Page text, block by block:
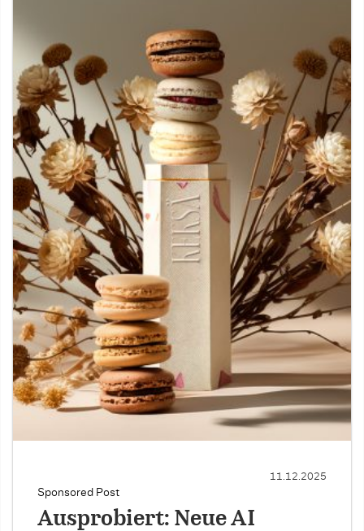
Sponsored Post
11.12.2025
Ausprobiert: Neue AI